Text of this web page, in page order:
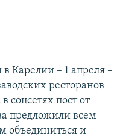
Карелии – 1 апреля –
ресторанов
соцсетях пост от
предложили всем
объединиться и